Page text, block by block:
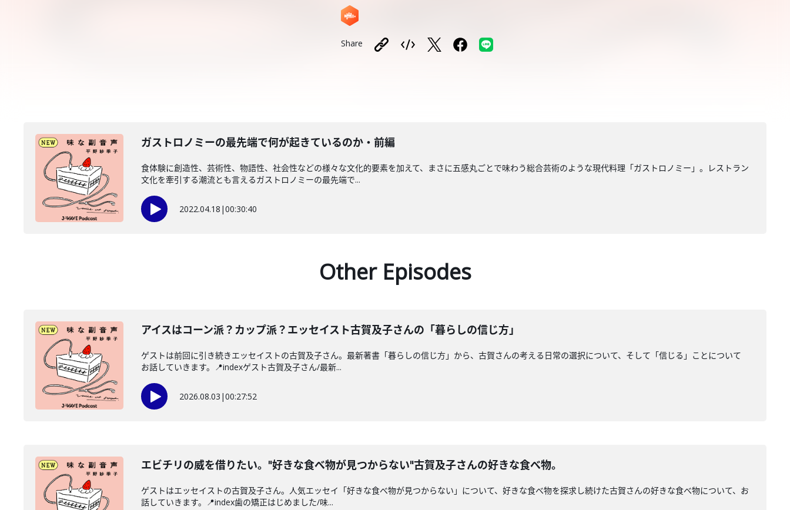
Share
ガストロノミーの最先端で何が起きているのか・前編
食体験に創造性、芸術性、物語性、社会性などの様々な文化的要素を加えて、まさに五感丸ごとで味わう総合芸術のような現代料理「ガストロノミー」。レストラン
文化を牽引する潮流とも言えるガストロノミーの最先端で...
2022.04.18 |00:30:40
Other Episodes
アイスはコーン派？カップ派？エッセイスト古賀及子さんの「暮らしの信じ方」
ゲストは前回に引き続きエッセイストの古賀及子さん。最新著書「暮らしの信じ方」から、古賀さんの考える日常の選択について、そして「信じる」ことについて
お話していきます。📍indexゲスト古賀及子さん/最新...
2026.08.03 |00:27:52
エビチリの威を借りたい。"好きな食べ物が見つからない"古賀及子さんの好きな食べ物。
ゲストはエッセイストの古賀及子さん。人気エッセイ「好きな食べ物が見つからない」について、好きな食べ物を探求し続けた古賀さんの好きな食べ物について、お
話していきます。📍index歯の矯正はじめました/味...